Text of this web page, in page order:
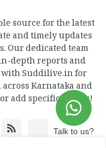
source for the latest
and timely updates
Our dedicated team
depth reports and
with Suddilive.in for
Karnataka and
add specific details!
Talk to us?